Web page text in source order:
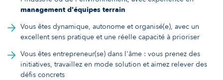
management d'équipes terrain
Vous êtes dynamique, autonome et organisé(e), avec un
excellent sens pratique et une réelle capacité à prioriser
Vous êtes entrepreneur(se) dans l'âme : vous prenez des
initiatives, travaillez en mode solution et aimez relever des
défis concrets